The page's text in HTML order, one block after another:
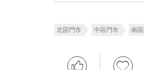
北區門市 中區門市 南